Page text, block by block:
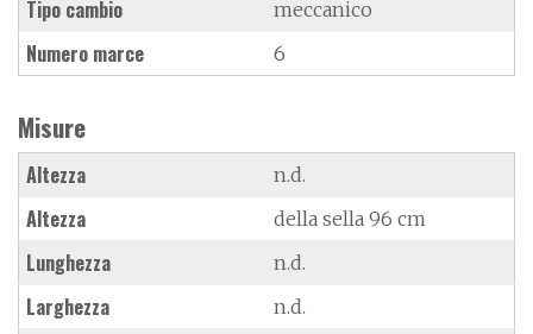
Tipo cambio meccanico
Numero marce 6
Misure
Altezza n.d.
Altezza della sella 96 cm
Lunghezza n.d.
Larghezza n.d.